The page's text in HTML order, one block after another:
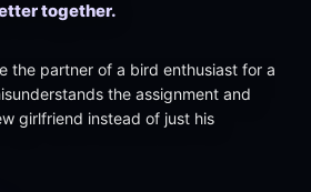
together.
the partner of a bird enthusiast for a
the assignment and
girlfriend instead of just his